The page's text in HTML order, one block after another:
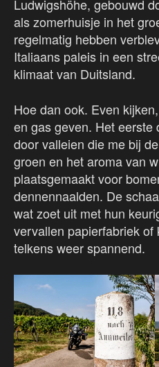
Ludwigshöhe, gebouwd
als zomerhuisje in het
regelmatig hebben
Italiaans paleis in een
klimaat van Duitsland.
Hoe dan ook. Even
en gas geven. Het eerste
door valleien die me bij
groen en het aroma van
plaatsgemaakt voor
dennennaalden. De
wat zoet uit met hun
vervallen papierfabriek
telkens weer spannend.